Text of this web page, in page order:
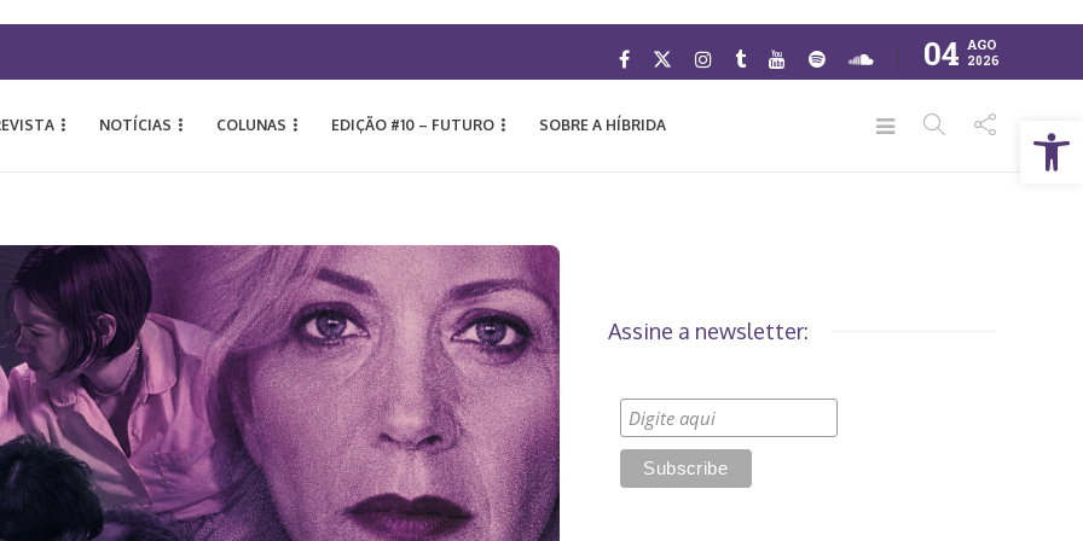
Abrir a barra de ferramentas
04 AGO
2026
NOTÍCIAS COLUNAS EDIÇÃO #10 – FUTURO SOBRE A HÍBRIDA
Assine a newsletter: